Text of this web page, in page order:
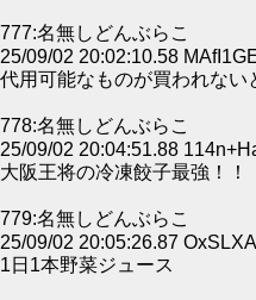
777:名無しどんぶらこ
25/09/02 20:02:10.58
代用可能なものが買われない
778:名無しどんぶらこ
25/09/02 20:04:51.88
大阪王将の冷凍餃子最強！！
779:名無しどんぶらこ
25/09/02 20:05:26.87
1日1本野菜ジュース